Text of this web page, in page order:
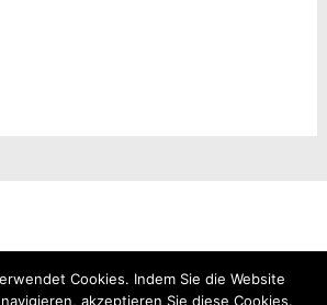
Cookies. Indem Sie die Website
akzeptieren Sie diese Cookies.